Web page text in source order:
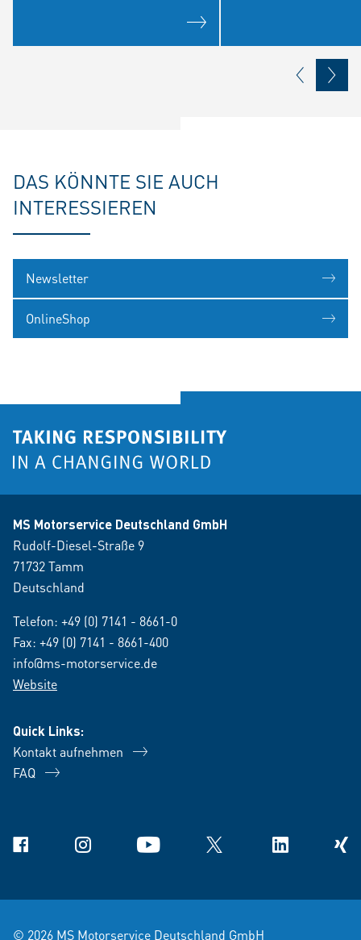
DAS KÖNNTE SIE AUCH
INTERESSIEREN
Newsletter
OnlineShop
MS Motorservice Deutschland GmbH
Rudolf-Diesel-Straße 9
71732 Tamm
Deutschland
Telefon: +49 (0) 7141 - 8661-0
Fax: +49 (0) 7141 - 8661-400
info@ms-motorservice.de
Website
Quick Links:
Kontakt aufnehmen
FAQ
Facebook Instagram YouTube X Linkedin Xing
© 2026 MS Motorservice Deutschland GmbH